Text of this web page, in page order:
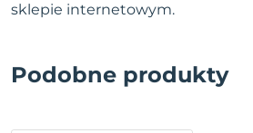
sklepie internetowym.
Podobne produkty